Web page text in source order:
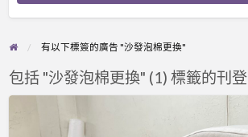
有以下標簽的廣告 "沙發泡棉更換"
包括 "沙發泡棉更換" (1) 標籤的刊登
感